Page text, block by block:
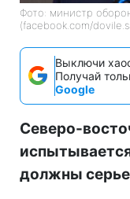
Фото: министр
(facebook.com/
Выключи
Получай
Google
Северо-
должны